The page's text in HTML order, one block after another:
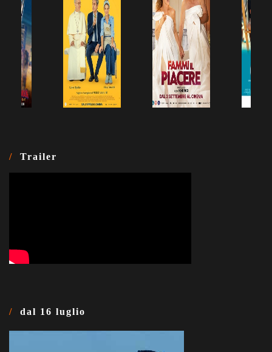
Trailer
dal 16 luglio